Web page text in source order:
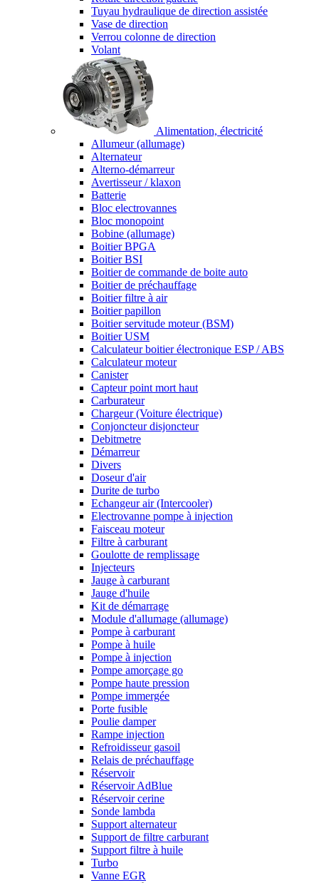
Tuyau hydraulique de direction assistée
Vase de direction
Verrou colonne de direction
Volant
Alimentation, électricité
Allumeur (allumage)
Alternateur
Alterno-démarreur
Avertisseur / klaxon
Batterie
Bloc electrovannes
Bloc monopoint
Bobine (allumage)
Boitier BPGA
Boitier BSI
Boitier de commande de boite auto
Boitier de préchauffage
Boitier filtre à air
Boitier papillon
Boitier servitude moteur (BSM)
Boitier USM
Calculateur boitier électronique ESP / ABS
Calculateur moteur
Canister
Capteur point mort haut
Carburateur
Chargeur (Voiture électrique)
Conjoncteur disjoncteur
Debitmetre
Démarreur
Divers
Doseur d'air
Durite de turbo
Echangeur air (Intercooler)
Electrovanne pompe à injection
Faisceau moteur
Filtre à carburant
Goulotte de remplissage
Injecteurs
Jauge à carburant
Jauge d'huile
Kit de démarrage
Module d'allumage (allumage)
Pompe à carburant
Pompe à huile
Pompe à injection
Pompe amorçage go
Pompe haute pression
Pompe immergée
Porte fusible
Poulie damper
Rampe injection
Refroidisseur gasoil
Relais de préchauffage
Réservoir
Réservoir AdBlue
Réservoir cerine
Sonde lambda
Support alternateur
Support de filtre carburant
Support filtre à huile
Turbo
Vanne EGR